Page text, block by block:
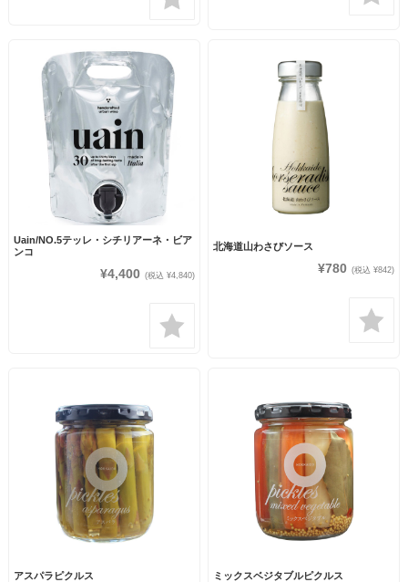
Uain/NO.5テッレ・シチリアーネ・ビア
ンコ
¥4,400 (税込 ¥4,840)
北海道山わさびソース
¥780 (税込 ¥842)
アスパラピクルス ミックスベジタブルピクルス